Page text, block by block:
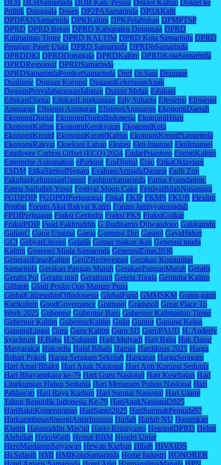
DLH DLHSamarinda DOB Kab. Pesisir Dokter Kaltim
Doktet ke
Politik Donggala Dosen DP2PASamarinda DP3AKalti
DPDPANSamarinda DPKKaltim DPKPelabuhan DPMPTSP
DPRD DPRD Berau DPRD Kabupaten Donggala DPRD
Kalimantan Timur DPRD KALTIM DPRD Kota Samarinda DPRD
Penajam Paser Utara DPRD Samarinda DPRDbSamarinda
DPRDDKI DPRDDonggala DPRDKaltim DPRDKotaSamarinda
DPRDResponsif DPRDSamarinda
DPRDSamarindaPemkotSamarinda Dprf Dr.Sani Drainase
Dualisme Dugaan Korupsi DugaanKekerasanAnak
DugaanPenyalahgunaanJabatan Durian Melak Edukasi
EdukasiDigital EdukasiLingkungan Edy Suharto Efesiensi Efesiensi
Anggaran Efisiensi Anggaran EfisiensiAnggaran EkonomiDaerah
EkonomiDigital EkonomiDigitalIndonesia EkonomiHijau
EkonomiKaltim EkonomiKerakyatan EkonomiKota
EkonomiKreatif EkonomiKreatifKaltim EkonomiKreatifSamarinda
EkonomiRakyat Eksekusi Lahan Ekstasi Ekti Imanuel EktiImanuel
Employee Carbon Offset (ECO) 2024 EndarPriantoro EnergiKaltim
Enterprise Automation eParking EraDigital Erau ErikaOktaviani
ESDM EtikaSimbolNegara EvaluasiArmadaDarurat Fadli Zon
FakultasKehutananUnmul FashionSamarinda Fatma Foundation.
Fatma Saifullah Yusuf Festival Moon Cake FestivalBilahNusantara
FGDPDIP FGDPDIPerjuangan Fiskal FKIP FKMS FKUB Flexing
Pejabat Forum Aksi Rakyat Katim Forum Jamiyyatussadah
FPDIPerjuagan Fraksi Gerindra Fraksi PKS FraksiGolkar
FraksiPDIP Fuad Fakhruddin G Budisatrio Djiwandono Gakkumdu
GalianC Gang Unggul Ganja Gantung Diri Gaspol GayaHidup
GCI GebyarLiterasi Gelatik Gemar makan ikan Generasi muda
Kaltim Generasi Muda Samarinda GenerasiEmas2030
GenerasiEmasKaltim GenZBerinvestasi Gerakan Komunitas
Samarinda Gerakan Pangan Murah GerakanPanganMurah Geratis
Geratis Pol Geratis pool Geratispol Gereja Toraja Gerindra Kaltim
Gilfante Gladi Posko Ops Mantap Praja
GlobalCitizenshipOfIndonesia GlobalFund GMMSKM Gonta-ganti
Kurikulum GoodGovernance Gratispol Gratispoll Great Place To
Work 2025 Gubernur Gubernur Baru Gubernur Kalimantan Timur
Gubernur Kaltim GubernurKaltim Gulat Guntur Gunung Kelua
GunungLingai Guru Guru Kaltim Guru SD GuruPAUD H. Anderiy
Syachrum H.Baba H.Subandi Hadi Mulyadi Haji Baba Hak Dasar
Masyarakat Hakordia Halal Bihala Hamas Hardiknas 2025 Harga
Bahan Pokok Harga Seragam Sekolah Harganas HargaSeragam
Hari Amal Bhakti Hari Anak Nasional Hari Anti Korupsi Sedunia
Hari Bhayangkara ke-79 Hari Guru Nasional Hari Kesehatan Hari
Lingkungan Hidup Sedunia Hari Menanam Pohon Nasional Hari
Pahlawan Hari Raya Kurban Hari Sungai Nasional Hari Ulang
Tahun Republik Indonesia Ke-79 HariAnakNasional2025
HariBaktiKemenimipas HariSantri2025 HariSumpahPemuda97
HarkamtibmasSinergiAntarInstansi Harlah Harlah NU Harumkan
Klatim Hasanuddin Mas'ud Hasto Kristiyanto HearingDPRD Helmi
Abdullah HelmWajib Hemat BBM Hendri Umar
HeroMardanusSatyawan Hewan Kurban Hibah HIVAIDS
Hj.Sulasih HMI HMIKotaSamarinda Home Industri HONORER